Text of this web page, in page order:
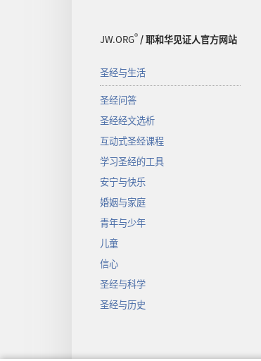
JW.ORG®/ 耶和华见证人官方网站
圣经与生活
圣经问答
圣经经文选析
互动式圣经课程
学习圣经的工具
安宁与快乐
婚姻与家庭
青年与少年
儿童
信心
圣经与科学
圣经与历史